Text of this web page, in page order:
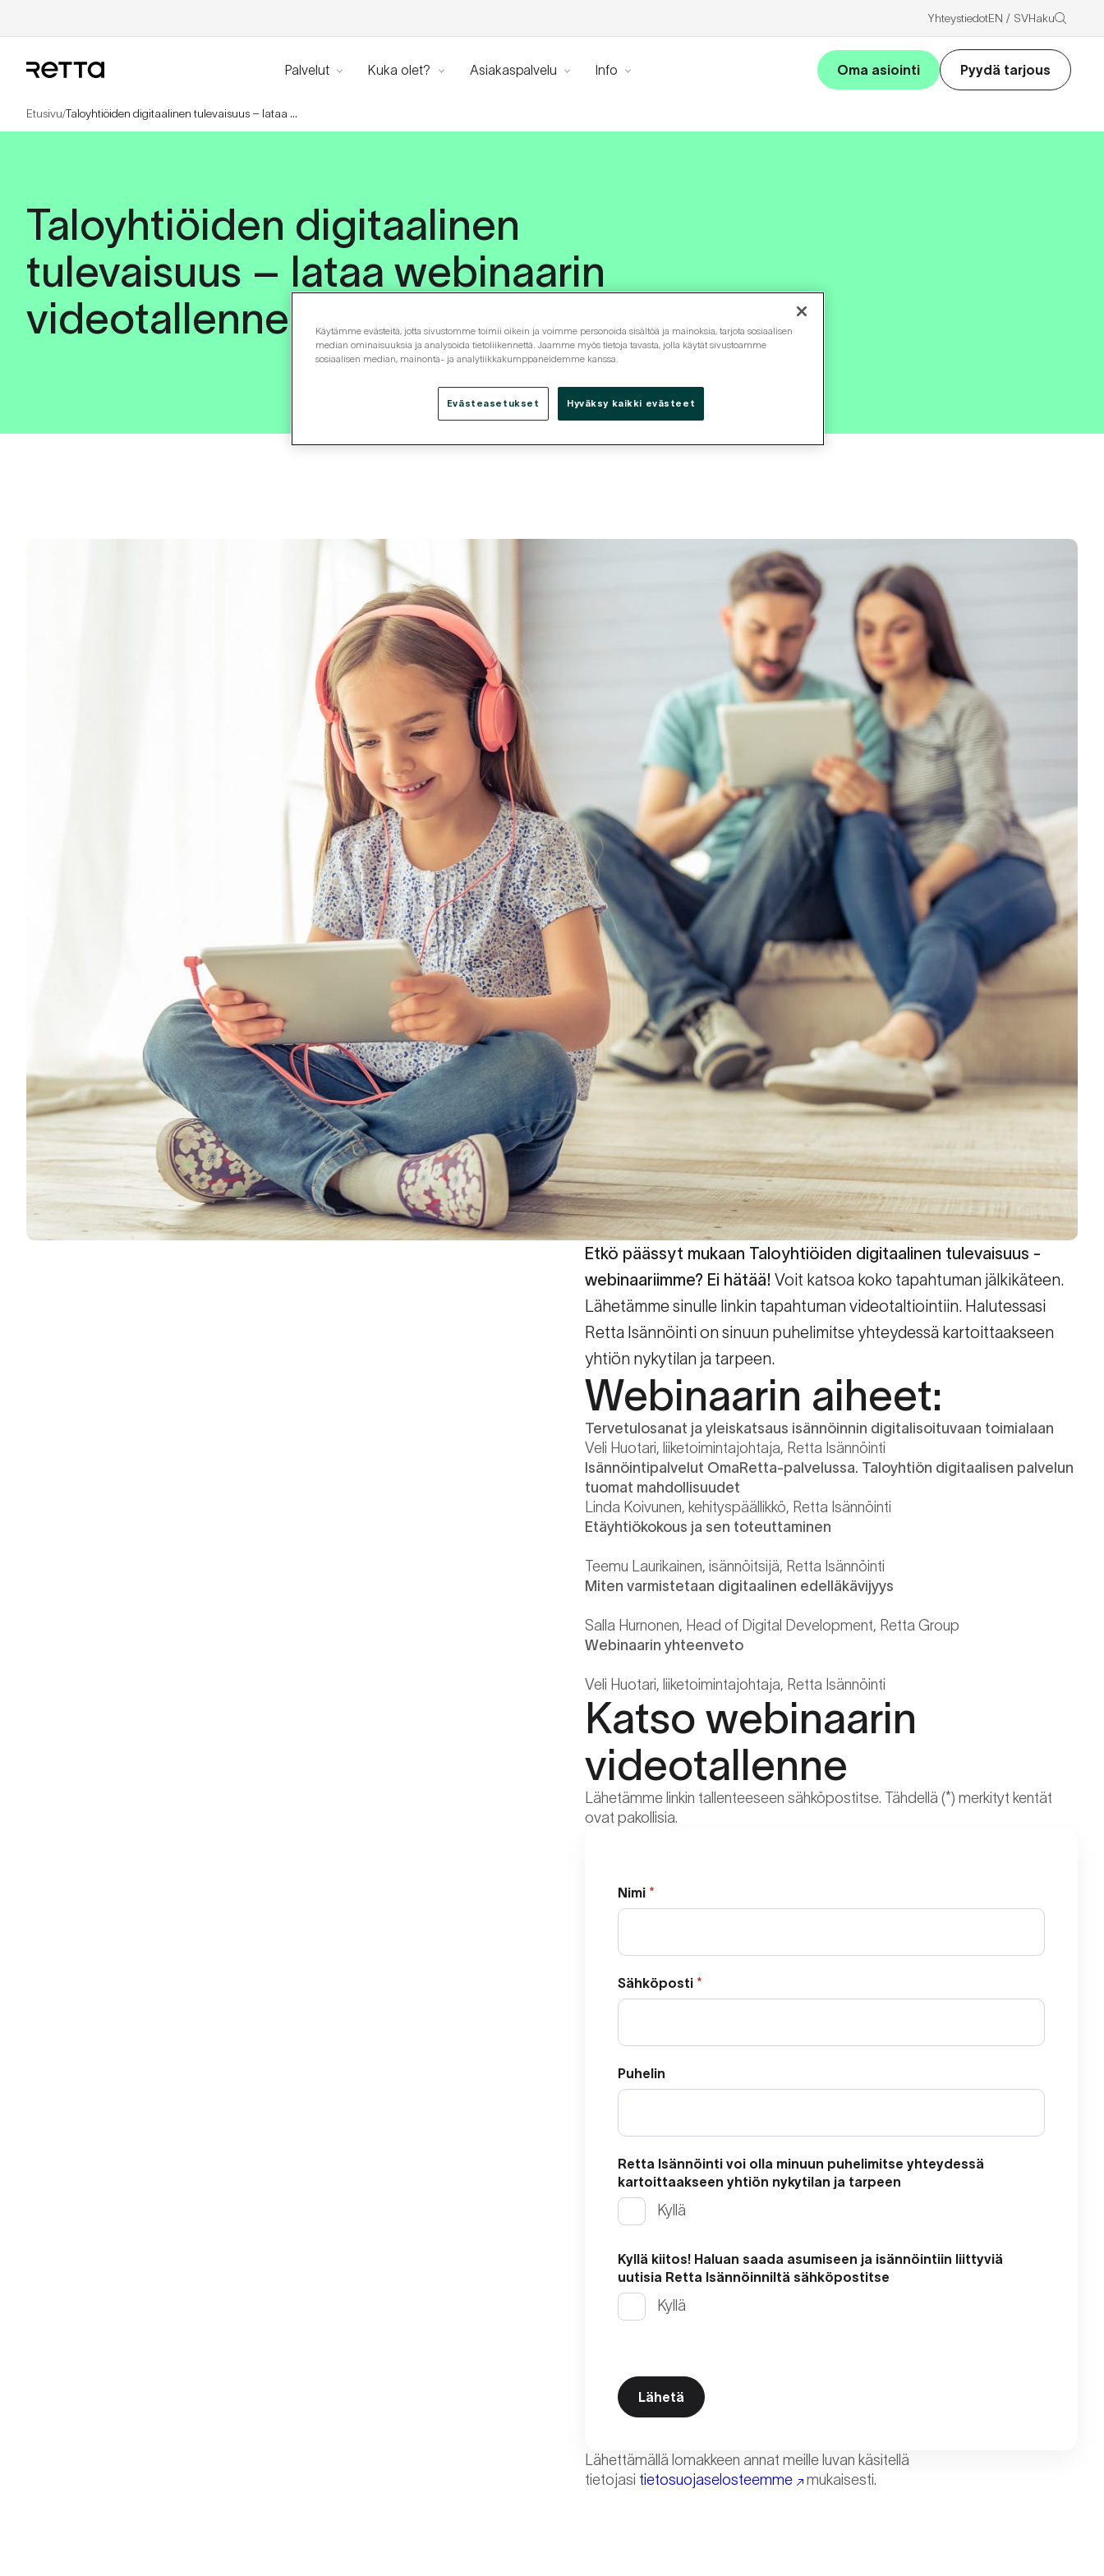
YhteystiedotEN SVHaku
Palvelut Kuka olet? Asiakaspalvelu Info Oma asiointi Pyydä tarjous
Etusivu/ Taloyhtiöiden digitaalinen tulevaisuus – lataa webinaarin videotallenne
Taloyhtiöiden digitaalinen
tulevaisuus – lataa webinaarin
videotallenne
Etkö päässyt mukaan Taloyhtiöiden digitaalinen tulevaisuus -
webinaariimme? Ei hätää! Voit katsoa koko tapahtuman jälkikäteen.
Lähetämme sinulle linkin tapahtuman videotaltiointiin. Halutessasi
Retta Isännöinti on sinuun puhelimitse yhteydessä kartoittaakseen
yhtiön nykytilan ja tarpeen.
Webinaarin aiheet:
Tervetulosanat ja yleiskatsaus isännöinnin digitalisoituvaan toimialaan
Veli Huotari, liiketoimintajohtaja, Retta Isännöinti
Isännöintipalvelut OmaRetta-palvelussa. Taloyhtiön digitaalisen palvelun
tuomat mahdollisuudet
Linda Koivunen, kehityspäällikkö, Retta Isännöinti
Etäyhtiökokous ja sen toteuttaminen
Teemu Laurikainen, isännöitsijä, Retta Isännöinti
Miten varmistetaan digitaalinen edelläkävijyys
Salla Hurnonen, Head of Digital Development, Retta Group
Webinaarin yhteenveto
Veli Huotari, liiketoimintajohtaja, Retta Isännöinti
Katso webinaarin
videotallenne
Lähetämme linkin tallenteeseen sähköpostitse. Tähdellä (*) merkityt kentät
ovat pakollisia.
Nimi *
Sähköposti *
Puhelin
Retta Isännöinti voi olla minuun puhelimitse yhteydessä
kartoittaakseen yhtiön nykytilan ja tarpeen
Kyllä
Kyllä kiitos! Haluan saada asumiseen ja isännöintiin liittyviä
uutisia Retta Isännöinniltä sähköpostitse
Kyllä
Lähettämällä lomakkeen annat meille luvan käsitellä
tietojasi tietosuojaselosteemme mukaisesti.
Käytämme evästeitä, jotta sivustomme toimii oikein ja voimme personoida sisältöä ja mainoksia, tarjota sosiaalisen
median ominaisuuksia ja analysoida tietoliikennettä. Jaamme myös tietoja tavasta, jolla käytät sivustoamme
sosiaalisen median, mainonta- ja analytiikkakumppaneidemme kanssa.
Evästeasetukset Hyväksy kaikki evästeet